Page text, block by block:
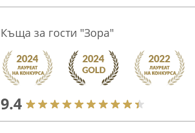
Къща за гости "Зора"
9.4